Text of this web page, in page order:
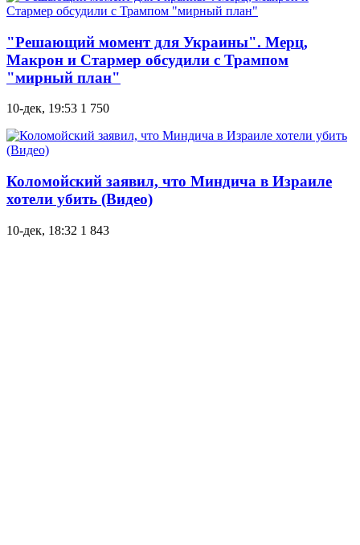
"Решающий момент для Украины". Мерц,
Макрон и Стармер обсудили с Трампом
"мирный план"
10-дек, 19:53 1 750
Коломойский заявил, что Миндича в Израиле
хотели убить (Видео)
10-дек, 18:32 1 843